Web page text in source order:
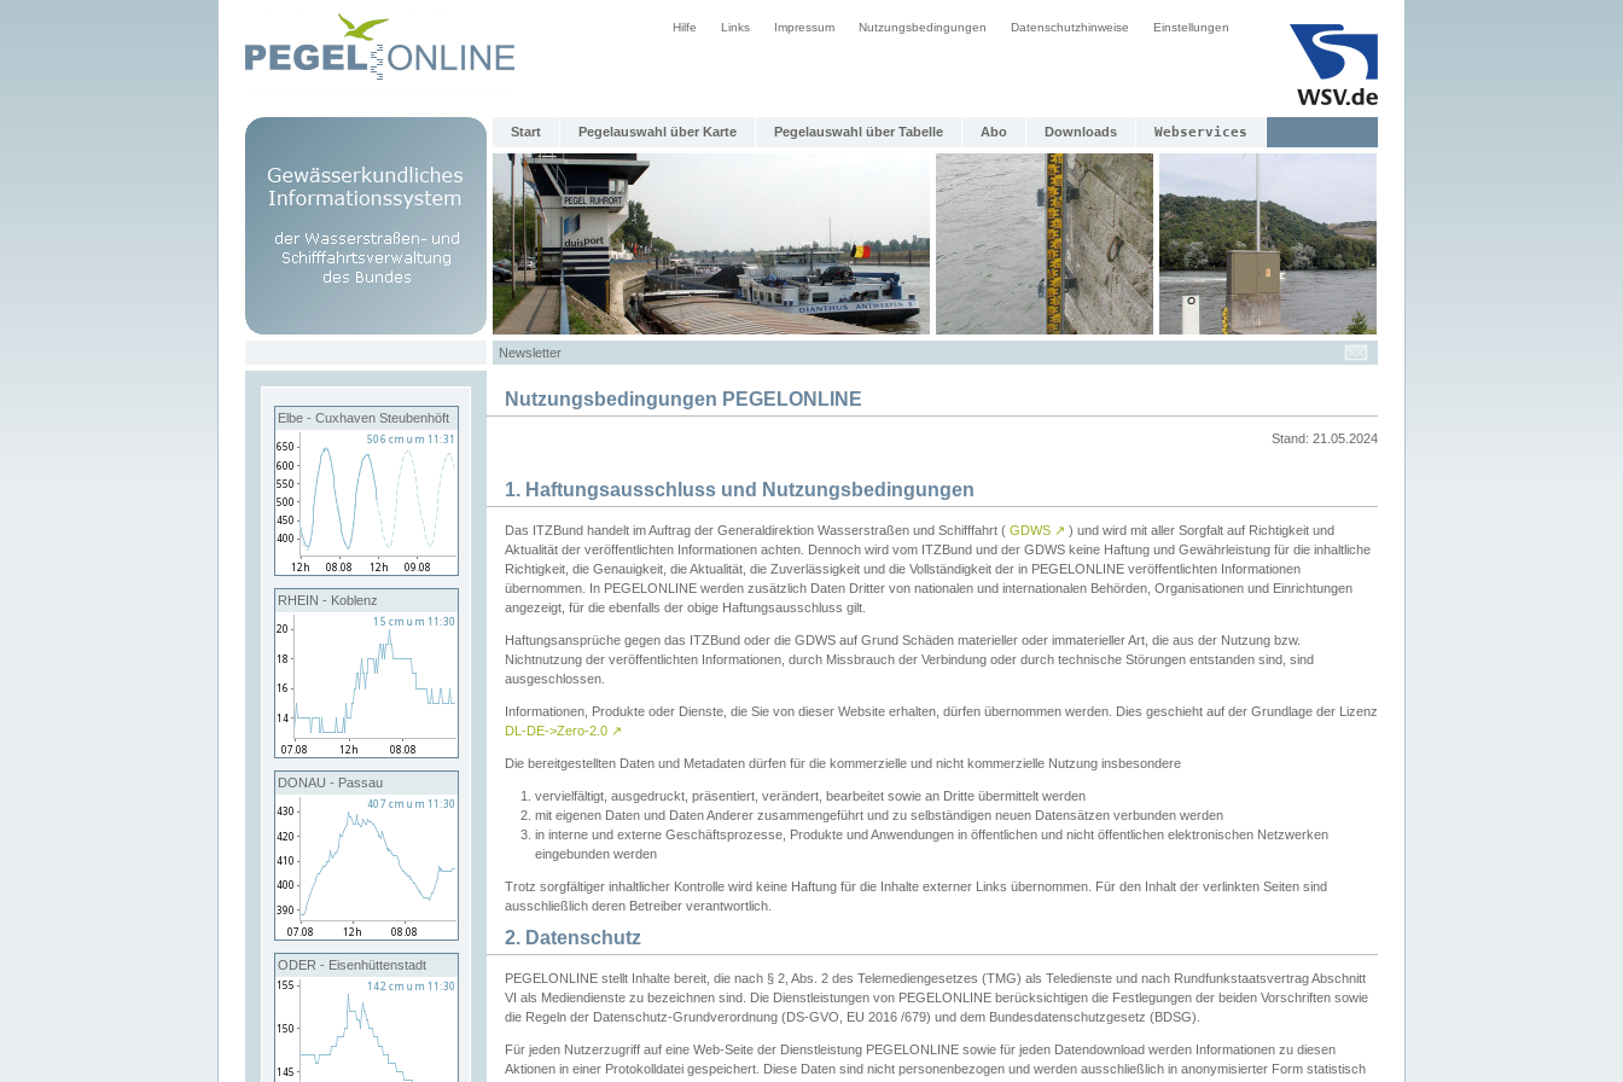
Hilfe Links Impressum Nutzungsbedingungen Datenschutzhinweise Einstellungen
Start Pegelauswahl über Karte Pegelauswahl über Tabelle Abo Downloads Webservices
Newsletter
Elbe - Cuxhaven Steubenhöft
RHEIN - Koblenz
DONAU - Passau
ODER - Eisenhüttenstadt
Nutzungsbedingungen PEGELONLINE
Stand: 21.05.2024
1. Haftungsausschluss und Nutzungsbedingungen
Das ITZBund handelt im Auftrag der Generaldirektion Wasserstraßen und Schifffahrt ( GDWS ↗ ) und wird mit aller Sorgfalt auf Richtigkeit und
Aktualität der veröffentlichten Informationen achten. Dennoch wird vom ITZBund und der GDWS keine Haftung und Gewährleistung für die inhaltliche
Richtigkeit, die Genauigkeit, die Aktualität, die Zuverlässigkeit und die Vollständigkeit der in PEGELONLINE veröffentlichten Informationen
übernommen. In PEGELONLINE werden zusätzlich Daten Dritter von nationalen und internationalen Behörden, Organisationen und Einrichtungen
angezeigt, für die ebenfalls der obige Haftungsausschluss gilt.
Haftungsansprüche gegen das ITZBund oder die GDWS auf Grund Schäden materieller oder immaterieller Art, die aus der Nutzung bzw.
Nichtnutzung der veröffentlichten Informationen, durch Missbrauch der Verbindung oder durch technische Störungen entstanden sind, sind
ausgeschlossen.
Informationen, Produkte oder Dienste, die Sie von dieser Website erhalten, dürfen übernommen werden. Dies geschieht auf der Grundlage der Lizenz
DL-DE->Zero-2.0 ↗
Die bereitgestellten Daten und Metadaten dürfen für die kommerzielle und nicht kommerzielle Nutzung insbesondere
vervielfältigt, ausgedruckt, präsentiert, verändert, bearbeitet sowie an Dritte übermittelt werden
mit eigenen Daten und Daten Anderer zusammengeführt und zu selbständigen neuen Datensätzen verbunden werden
in interne und externe Geschäftsprozesse, Produkte und Anwendungen in öffentlichen und nicht öffentlichen elektronischen Netzwerken
eingebunden werden
Trotz sorgfältiger inhaltlicher Kontrolle wird keine Haftung für die Inhalte externer Links übernommen. Für den Inhalt der verlinkten Seiten sind
ausschließlich deren Betreiber verantwortlich.
2. Datenschutz
PEGELONLINE stellt Inhalte bereit, die nach § 2, Abs. 2 des Telemediengesetzes (TMG) als Teledienste und nach Rundfunkstaatsvertrag Abschnitt
VI als Mediendienste zu bezeichnen sind. Die Dienstleistungen von PEGELONLINE berücksichtigen die Festlegungen der beiden Vorschriften sowie
die Regeln der Datenschutz-Grundverordnung (DS-GVO, EU 2016 /679) und dem Bundesdatenschutzgesetz (BDSG).
Für jeden Nutzerzugriff auf eine Web-Seite der Dienstleistung PEGELONLINE sowie für jeden Datendownload werden Informationen zu diesen
Aktionen in einer Protokolldatei gespeichert. Diese Daten sind nicht personenbezogen und werden ausschließlich in anonymisierter Form statistisch